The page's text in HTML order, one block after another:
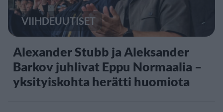
VIIHDEUUTISET
Alexander Stubb ja Aleksander
Barkov juhlivat Eppu Normaalia –
yksityiskohta herätti huomiota